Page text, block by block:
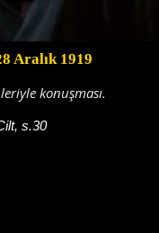
Aralık 1919
konuşması.
s.30